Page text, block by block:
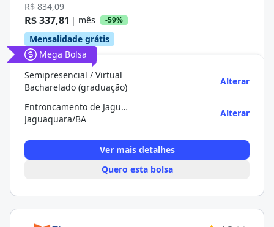
R$ 834,09
R$ 337,81 | mês -59%
Mensalidade grátis
Mega Bolsa
Semipresencial / Virtual
Bacharelado (graduação)
Alterar
Entroncamento de Jaguaquara
Jaguaquara/BA
Alterar
Ver mais detalhes
Quero esta bolsa